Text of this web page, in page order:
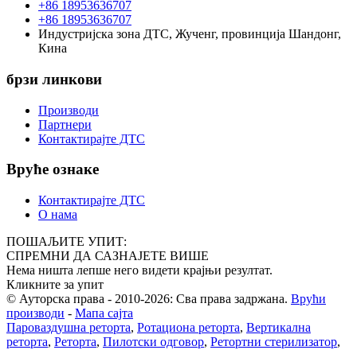
+86 18953636707
+86 18953636707
Индустријска зона ДТС, Жученг, провинција Шандонг,
Кина
брзи линкови
Производи
Партнери
Контактирајте ДТС
Вруће ознаке
Контактирајте ДТС
О нама
ПОШАЉИТЕ УПИТ:
СПРЕМНИ ДА САЗНАЈЕТЕ ВИШЕ
Нема ништа лепше него видети крајњи резултат.
Кликните за упит
© Ауторска права - 2010-2026: Сва права задржана. Врући
производи - Мапа сајта
Пароваздушна реторта, Ротациона реторта, Вертикална
реторта, Реторта, Пилотски одговор, Ретортни стерилизатор,